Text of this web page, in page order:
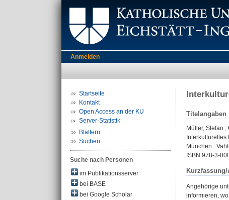
Anmelden
Startseite
Kontakt
Open Access an der KU
Server-Statistik
Blättern
Suchen
Suche nach Personen
im Publikationsserver
bei BASE
bei Google Scholar
Titelangaben
Müller, Stefan ;
Interkulturelles
München :
ISBN 978-3-
Angehörige
informieren,